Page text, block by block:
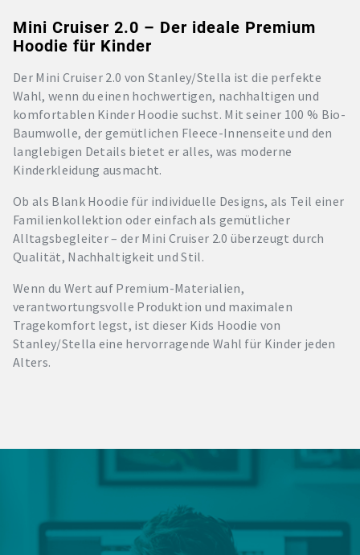
Mini Cruiser 2.0 – Der ideale Premium
Hoodie für Kinder
Der Mini Cruiser 2.0 von Stanley/Stella ist die perfekte
Wahl, wenn du einen hochwertigen, nachhaltigen und
komfortablen Kinder Hoodie suchst. Mit seiner 100 % Bio-
Baumwolle, der gemütlichen Fleece-Innenseite und den
langlebigen Details bietet er alles, was moderne
Kinderkleidung ausmacht.
Ob als Blank Hoodie für individuelle Designs, als Teil einer
Familienkollektion oder einfach als gemütlicher
Alltagsbegleiter – der Mini Cruiser 2.0 überzeugt durch
Qualität, Nachhaltigkeit und Stil.
Wenn du Wert auf Premium-Materialien,
verantwortungsvolle Produktion und maximalen
Tragekomfort legst, ist dieser Kids Hoodie von
Stanley/Stella eine hervorragende Wahl für Kinder jeden
Alters.